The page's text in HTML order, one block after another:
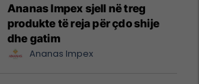
Ananas Impex sjell në treg
produkte të reja për çdo shije
dhe gatim
Ananas Impex